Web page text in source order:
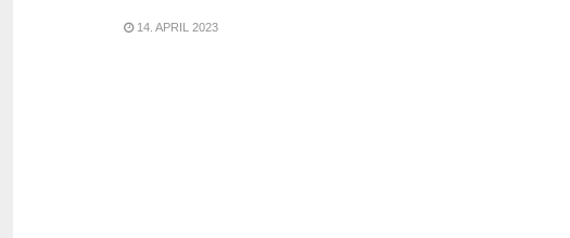
14. APRIL 2023